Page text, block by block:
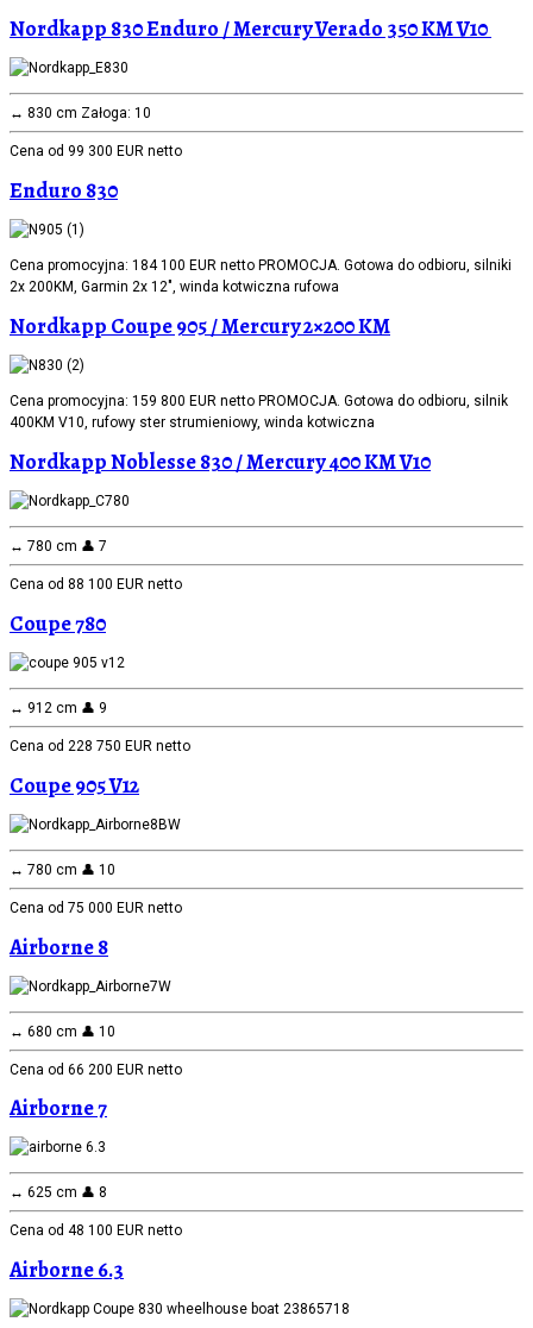
Nordkapp 830 Enduro / Mercury Verado 350 KM V10
↔️ 830 cm Załoga: 10
Cena od 99 300 EUR netto
Enduro 830
Cena promocyjna: 184 100 EUR netto PROMOCJA. Gotowa do odbioru, silniki
2x 200KM, Garmin 2x 12", winda kotwiczna rufowa
Nordkapp Coupe 905 / Mercury 2×200 KM
Cena promocyjna: 159 800 EUR netto PROMOCJA. Gotowa do odbioru, silnik
400KM V10, rufowy ster strumieniowy, winda kotwiczna
Nordkapp Noblesse 830 / Mercury 400 KM V10
↔️ 780 cm 👤 7
Cena od 88 100 EUR netto
Coupe 780
↔️ 912 cm 👤 9
Cena od 228 750 EUR netto
Coupe 905 V12
↔️ 780 cm 👤 10
Cena od 75 000 EUR netto
Airborne 8
↔️ 680 cm 👤 10
Cena od 66 200 EUR netto
Airborne 7
↔️ 625 cm 👤 8
Cena od 48 100 EUR netto
Airborne 6.3